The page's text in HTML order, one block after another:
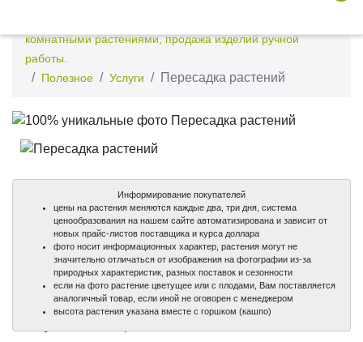
комнатными растениями, продажа изделий ручной
работы.
Полезное
Услуги Пересадка растений
100%
Информирование покупателей
цены на растения меняются каждые два, три дня, система
ценообразования на нашем сайте автоматизирована и зависит от
новых прайс-листов поставщика и курса доллара
фото носит информационных характер, растения могут не
значительно отличаться от изображения на фотографии из-за
природных характеристик, разных поставок и сезонности
если на фото растение цветущее или с плодами, Вам поставляется
аналогичный товар, если иной не оговорен с менеджером
высота растения указана вместе с горшком (кашпо)